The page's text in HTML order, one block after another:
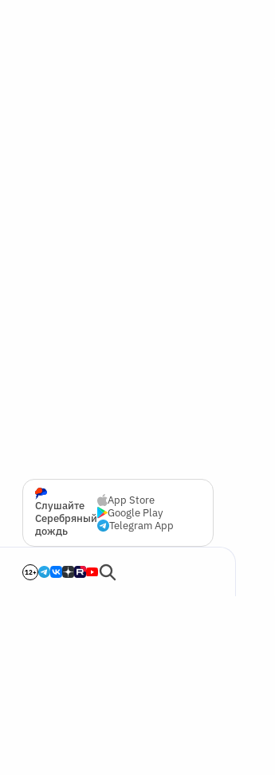
Слушайте
Серебряный
дождь
App Store
Google Play
Telegram App
12+